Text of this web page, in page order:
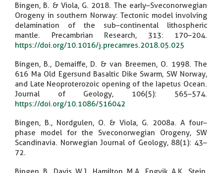
Bingen, B. & Viola, G. 2018. The early–Sveconorwegian
Orogeny in southern Norway: Tectonic model involving
delamination of the sub–continental lithospheric
mantle. Precambrian Research, 313: 170–204.
https://doi.org/10.1016/j.precamres.2018.05.025
Bingen, B., Demaiffe, D. & van Breemen, O. 1998. The
616 Ma Old Egersund Basaltic Dike Swarm, SW Norway,
and Late Neoproterozoic opening of the Iapetus Ocean.
Journal of Geology, 106(5): 565–574.
https://doi.org/10.1086/516042
Bingen, B., Nordgulen, O. & Viola, G. 2008a. A four–
phase model for the Sveconorwegian Orogeny, SW
Scandinavia. Norwegian Journal of Geology, 88(1): 43–
72.